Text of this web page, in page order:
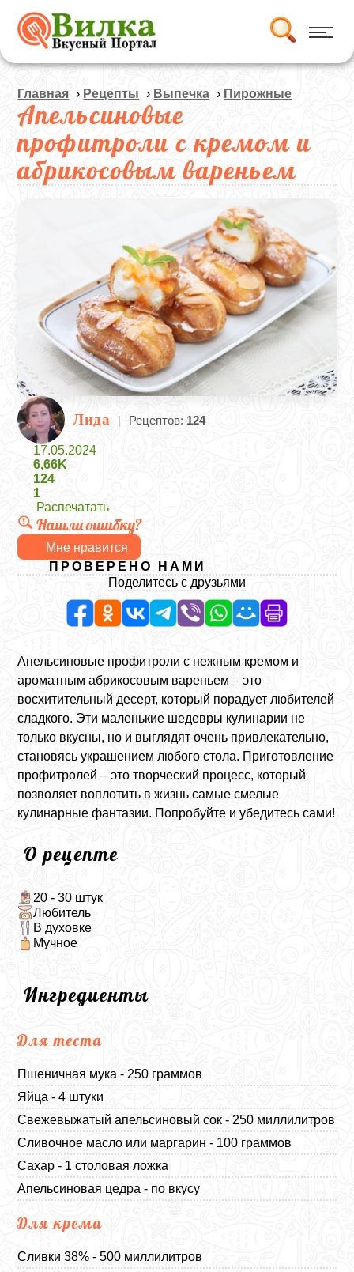
Главная › Рецепты › Выпечка › Пирожные
Апельсиновые
профитроли с кремом и
абрикосовым вареньем
Лида | Рецептов: 124
17.05.2024
6,66K
124
1
Распечатать
Нашли ошибку?
Мне нравится
ПРОВЕРЕНО НАМИ
Поделитесь с друзьями
Апельсиновые профитроли с нежным кремом и
ароматным абрикосовым вареньем – это
восхитительный десерт, который порадует любителей
сладкого. Эти маленькие шедевры кулинарии не
только вкусны, но и выглядят очень привлекательно,
становясь украшением любого стола. Приготовление
профитролей – это творческий процесс, который
позволяет воплотить в жизнь самые смелые
кулинарные фантазии. Попробуйте и убедитесь сами!
О рецепте
20 - 30 штук
Любитель
В духовке
Мучное
Ингредиенты
Для теста
Пшеничная мука - 250 граммов
Яйца - 4 штуки
Свежевыжатый апельсиновый сок - 250 миллилитров
Сливочное масло или маргарин - 100 граммов
Сахар - 1 столовая ложка
Апельсиновая цедра - по вкусу
Для крема
Сливки 38% - 500 миллилитров